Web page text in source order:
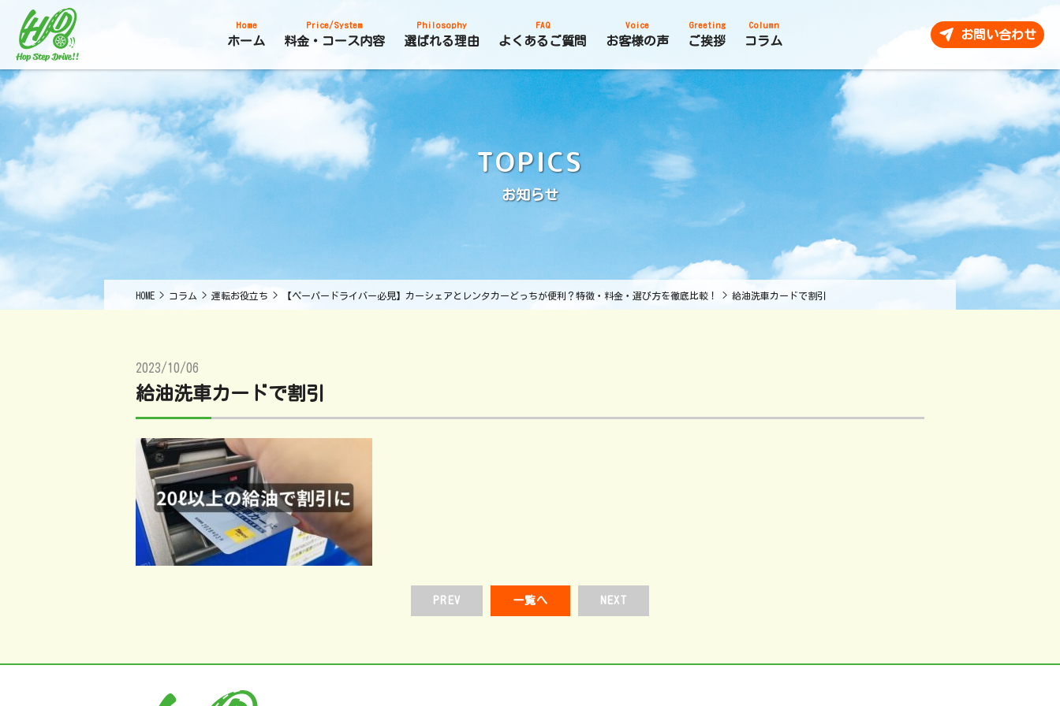
Home
ホーム
Price/System
料金・コース内容
Philosophy
選ばれる理由
FAQ
よくあるご質問
Voice
お客様の声
Greeting
ご挨拶
Column
コラム お問い合わせ
TOPICS
お知らせ
HOME > コラム > 運転お役立ち > 【ペーパードライバー必見】カーシェアとレンタカーどっちが便利？特徴・料金・選び方を徹底比較！ > 給油洗車カードで割引
2023/10/06
給油洗車カードで割引
PREV 一覧へ NEXT